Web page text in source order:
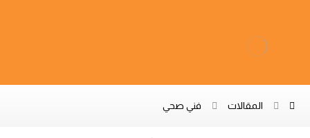
المقالات فني صحي